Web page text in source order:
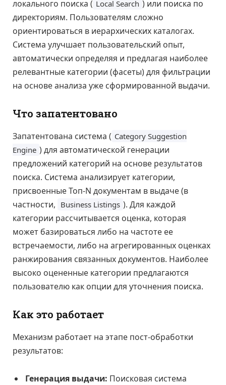
локального поиска ( Local Search ) или поиска по
директориям. Пользователям сложно
ориентироваться в иерархических каталогах.
Система улучшает пользовательский опыт,
автоматически определяя и предлагая наиболее
релевантные категории (фасеты) для фильтрации
на основе анализа уже сформированной выдачи.
Что запатентовано
Запатентована система ( Category Suggestion
Engine ) для автоматической генерации
предложений категорий на основе результатов
поиска. Система анализирует категории,
присвоенные Топ-N документам в выдаче (в
частности, Business Listings ). Для каждой
категории рассчитывается оценка, которая
может базироваться либо на частоте ее
встречаемости, либо на агрегированных оценках
ранжирования связанных документов. Наиболее
высоко оцененные категории предлагаются
пользователю как опции для уточнения поиска.
Как это работает
Механизм работает на этапе пост-обработки
результатов:
Генерация выдачи: Поисковая система